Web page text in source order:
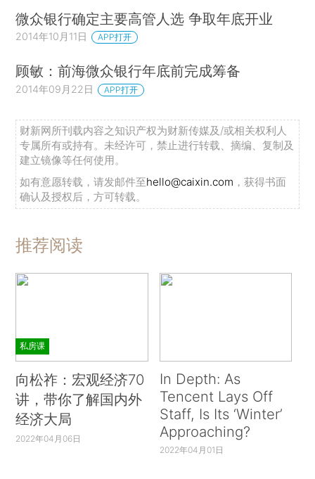
微众银行确定主要高管人选 争取年底开业
2014年10月11日 APP打开
顾敏：前海微众银行年底前完成筹备
2014年09月22日 APP打开
财新网所刊载内容之知识产权为财新传媒及/或相关权利人
专属所有或持有。未经许可，禁止进行转载、摘编、复制及
建立镜像等任何使用。
如有意愿转载，请发邮件至hello@caixin.com ，获得书面
确认及授权后，方可转载。
推荐阅读
私房课
向松祚：宏观经济70
讲，带你了解国内外
经济大局
2022年04月06日
In Depth: As
Tencent Lays Off
Staff, Is Its ‘Winter’
Approaching?
2022年04月01日